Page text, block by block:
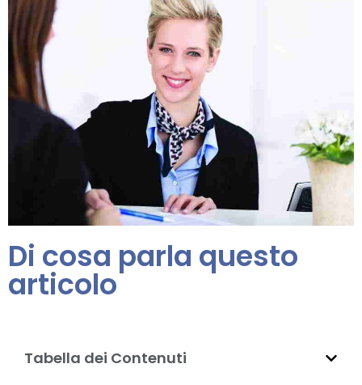
Di cosa parla questo
articolo
Tabella dei Contenuti